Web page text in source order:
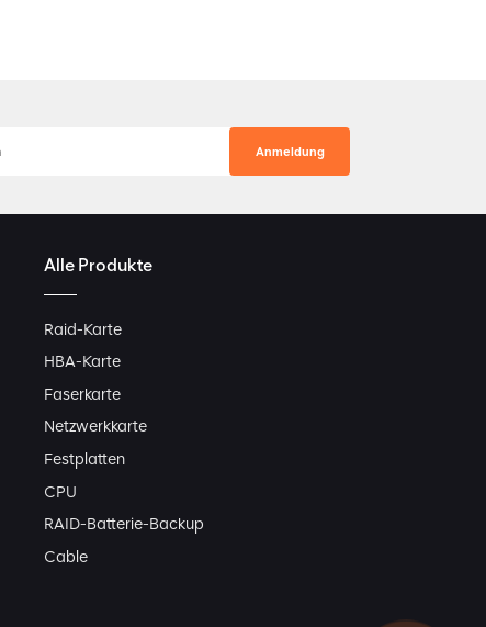
Alle Produkte
Raid-Karte
HBA-Karte
Faserkarte
Netzwerkkarte
Festplatten
CPU
RAID-Batterie-Backup
Cable